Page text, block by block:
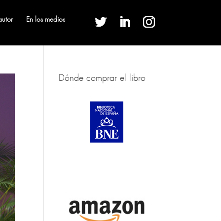
En los medios
Dónde comprar el libro